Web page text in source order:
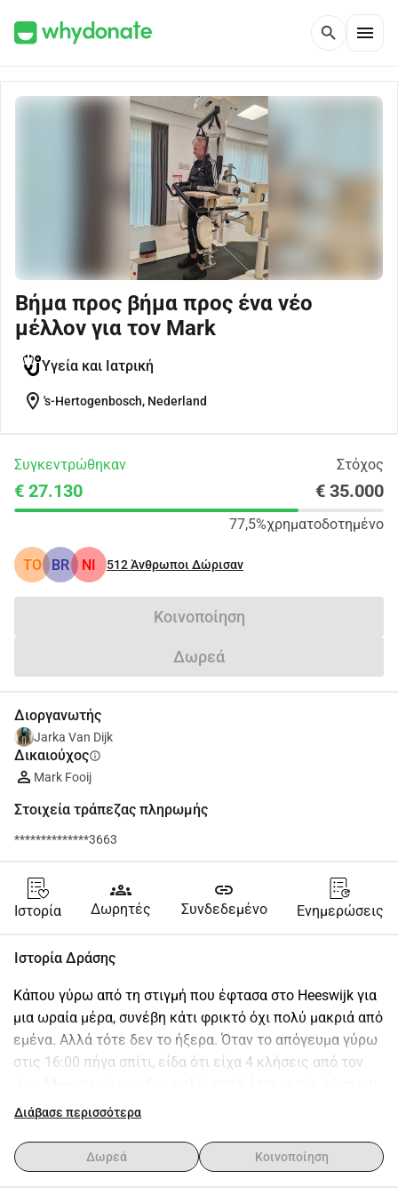
search menu
Βήμα προς βήμα προς ένα νέο
μέλλον για τον Mark
Υγεία και Ιατρική
location_on 's-Hertogenbosch, Nederland
Συγκεντρώθηκαν Στόχος
€ 27.130 € 35.000
77,5%χρηματοδοτημένο
TO BR NI 512Άνθρωποι Δώρισαν
Κοινοποίηση
Δωρεά
Διοργανωτής
Jarka Van Dijk
Δικαιούχοςinfo
Mark Fooij
Στοιχεία τράπεζας πληρωμής
**************3663
Ιστορία
groups
Δωρητές
link
Συνδεδεμένο Ενημερώσεις
Ιστορία Δράσης
Κάπου γύρω από τη στιγμή που έφτασα στο Heeswijk για
μια ωραία μέρα, συνέβη κάτι φρικτό όχι πολύ μακριά από
εμένα. Αλλά τότε δεν το ήξερα. Όταν το απόγευμα γύρω
στις 16:00 πήγα σπίτι, είδα ότι είχα 4 κλήσεις από τον
σίγουρα όχι τόσες πολλές φορές στη σειρά. Η καρδιά
αμέσως πίσω από το αυτοκίνητο. Jark, μην
πανικοβάλλεσαι, αλλά ο Mark Fooij (πατέρας της Julie,
Διάβασε περισσότερα
Δωρεά Κοινοποίηση